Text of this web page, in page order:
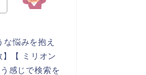
悩みを抱え
【 ミリオン
感じで検索を